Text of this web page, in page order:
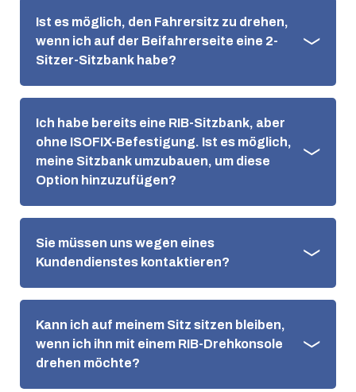
Ist es möglich, den Fahrersitz zu drehen,
wenn ich auf der Beifahrerseite eine 2-
Sitzer-Sitzbank habe?
Ich habe bereits eine RIB-Sitzbank, aber
ohne ISOFIX-Befestigung. Ist es möglich,
meine Sitzbank umzubauen, um diese
Option hinzuzufügen?
Sie müssen uns wegen eines
Kundendienstes kontaktieren?
Kann ich auf meinem Sitz sitzen bleiben,
wenn ich ihn mit einem RIB-Drehkonsole
drehen möchte?